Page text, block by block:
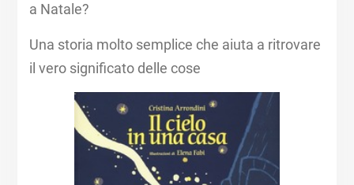
a Natale?
Una storia molto semplice che aiuta a ritrovare
il vero significato delle cose